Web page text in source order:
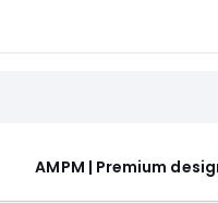
AMPM | Premium